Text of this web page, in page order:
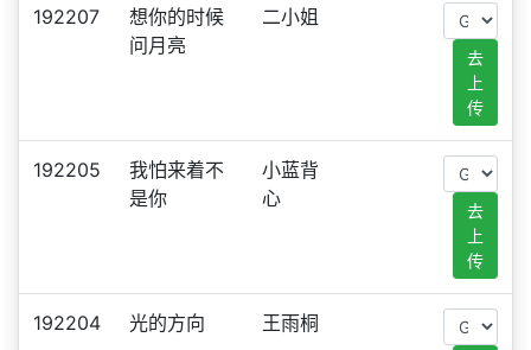
192207
想你的时候
问月亮
二小姐
去
上
传
192205
我怕来着不
是你
小蓝背
心
去
上
传
192204 光的方向 王雨桐